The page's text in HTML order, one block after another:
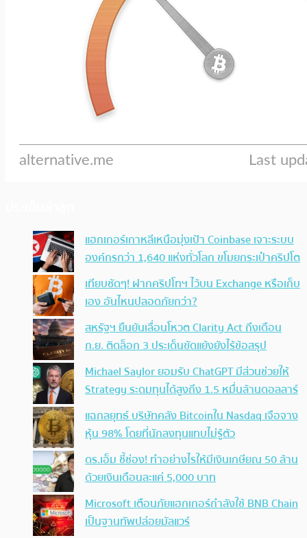
แฮกเกอร์เกาหลีเหนือมุ่งเป้า Coinbase เจาะระบบ
องค์กรกว่า 1,640 แห่งทั่วโลก ขโมยกระเป๋าคริปโต
เทียบชัดๆ! ฝากคริปโทฯ ไว้บน Exchange หรือเก็บ
เอง อันไหนปลอดภัยกว่า?
สหรัฐฯ ยืนยันเลื่อนโหวต Clarity Act ถึงเดือน
ก.ย. ติดล็อก 3 ประเด็นขัดแย้งยังไร้ข้อสรุป
Michael Saylor ยอมรับ ChatGPT มีส่วนช่วยให้
Strategy ระดมทุนได้สูงถึง 1.5 หมื่นล้านดอลลาร์
แฉกลยุทธ์ บริษัทคลัง Bitcoinใน Nasdaq เจือจาง
หุ้น 98% โดยที่นักลงทุนแทบไม่รู้ตัว
ดร.เอ็ม ชี้ช่อง! ทำอย่างไรให้มีเงินเกษียณ 50 ล้าน
ด้วยเงินเดือนละแค่ 5,000 บาท
Microsoft เตือนภัยแฮกเกอร์กำลังใช้ BNB Chain
เป็นฐานทัพปล่อยมัลแวร์